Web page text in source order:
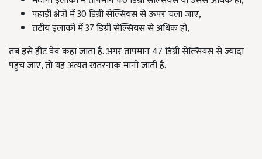
पहाड़ी क्षेत्रों में 30 डिग्री सेल्सियस से ऊपर चला जाए,
तटीय इलाकों में 37 डिग्री सेल्सियस से अधिक हो,
तब इसे हीट वेव कहा जाता है. अगर तापमान 47 डिग्री सेल्सियस से ज्यादा
पहुंच जाए, तो यह अत्यंत खतरनाक मानी जाती है.